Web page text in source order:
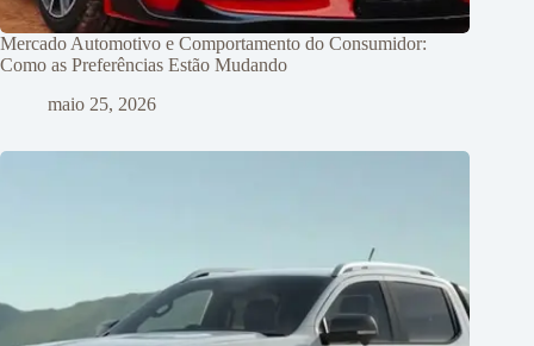
Mercado Automotivo e Comportamento do Consumidor:
Como as Preferências Estão Mudando
maio 25, 2026